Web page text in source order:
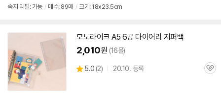
속지 리필: 가능 / 매수: 89매 / 크기: 18x23.5cm
모노라이크 A5 6공 다이어리 지퍼백
2,010원 (16몰)
별
5.0 (상
2) 20.10. 등록
관